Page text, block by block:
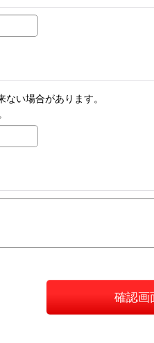
い場合があります。
確認画